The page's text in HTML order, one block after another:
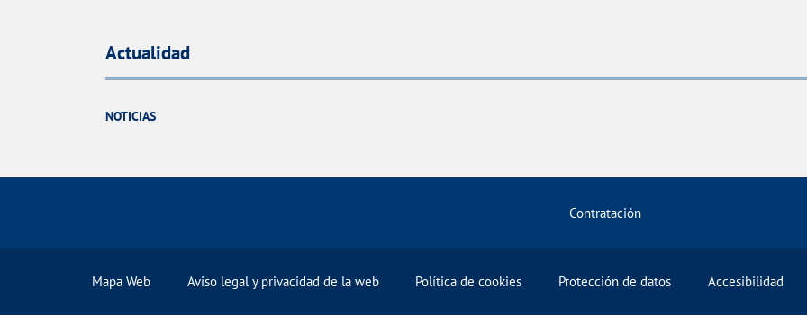
Actualidad
NOTICIAS
Contratación
Mapa Web Aviso legal y privacidad de la web Política de cookies Protección de datos Accesibilidad